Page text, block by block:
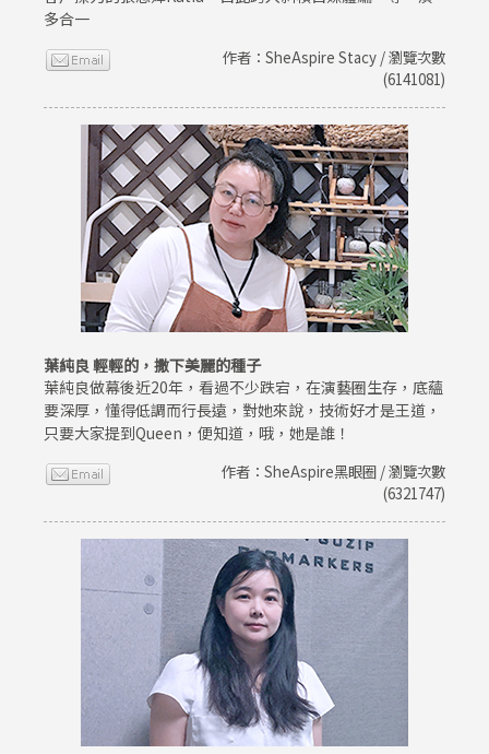
多合一
作者：SheAspire Stacy / 瀏覽次數
(6141081)
葉純良 輕輕的，撒下美麗的種子
葉純良做幕後近20年，看過不少跌宕，在演藝圈生存，底蘊
要深厚，懂得低調而行長遠，對她來說，技術好才是王道，
只要大家提到Queen，便知道，哦，她是誰！
作者：SheAspire黑眼圈 / 瀏覽次數
(6321747)